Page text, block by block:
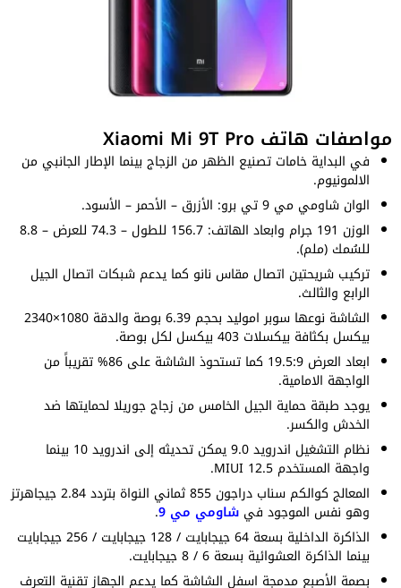
مواصفات هاتف Xiaomi Mi 9T Pro
في البداية خامات تصنيع الظهر من الزجاج بينما الإطار الجانبي من
الالمونيوم.
الوان شاومي مي 9 تي برو: الأزرق – الأحمر – الأسود.
الوزن 191 جرام وابعاد الهاتف: 156.7 للطول – 74.3 للعرض – 8.8
للسُمك (ملم).
تركيب شريحتين اتصال مقاس نانو كما يدعم شبكات اتصال الجيل
الرابع والثالث.
الشاشة نوعها سوبر اموليد بحجم 6.39 بوصة والدقة 1080×2340
بيكسل بكثافة بيكسلات 403 بيكسل لكل بوصة.
ابعاد العرض 19.5:9 كما تستحوذ الشاشة على 86% تقريباً من
الواجهة الامامية.
يوجد طبقة حماية الجيل الخامس من زجاج جوريلا لحمايتها ضد
الخدش والكسر.
نظام التشغيل اندرويد 9.0 يمكن تحديثه إلى اندرويد 10 بينما
واجهة المستخدم MIUI 12.5.
المعالج كوالكم سناب دراجون 855 ثماني النواة بتردد 2.84 جيجاهرتز
وهو نفس الموجود في شاومي مي 9 .
الذاكرة الداخلية بسعة 64 جيجابايت / 128 جيجابايت / 256 جيجابايت
بينما الذاكرة العشوائية بسعة 6 / 8 جيجابايت.
بصمة الأصبع مدمجة اسفل الشاشة كما يدعم الجهاز تقنية التعرف